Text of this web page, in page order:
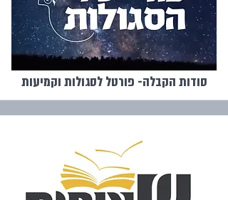
סודות הקבלה- פורטל לסגולות וקמיעות